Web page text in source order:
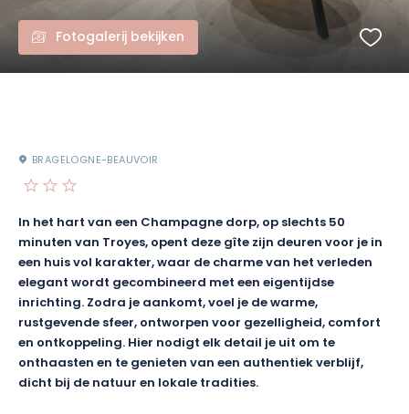
Fotogalerij bekijken
BRAGELOGNE-BEAUVOIR
In het hart van een Champagne dorp, op slechts 50
minuten van Troyes, opent deze gîte zijn deuren voor je in
een huis vol karakter, waar de charme van het verleden
elegant wordt gecombineerd met een eigentijdse
inrichting. Zodra je aankomt, voel je de warme,
rustgevende sfeer, ontworpen voor gezelligheid, comfort
en ontkoppeling. Hier nodigt elk detail je uit om te
onthaasten en te genieten van een authentiek verblijf,
dicht bij de natuur en lokale tradities.